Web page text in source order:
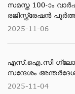
സമസ്ത 100-ാം
രജിസ്ത്രേഷന്‍
2025-11-06
എസ്.ഐ.സി
സന്ദേശം
2025-11-04